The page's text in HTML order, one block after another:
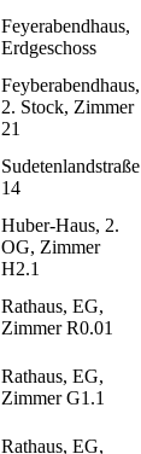
Feyerabendhaus,
Erdgeschoss
Feyberabendhaus,
2. Stock, Zimmer
21
Sudetenlandstraße
14
Huber-Haus, 2.
OG, Zimmer
H2.1
Rathaus, EG,
Zimmer R0.01
Rathaus, EG,
Zimmer G1.1
Rathaus, EG,